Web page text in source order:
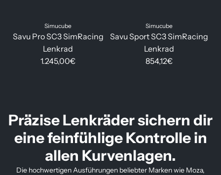
Simucube
Savu Pro SC3 SimRacing
Lenkrad
1.245,00€
Simucube
Savu Sport SC3 SimRacing
Lenkrad
854,12€
Präzise Lenkräder sichern dir
eine feinfühlige Kontrolle in
allen Kurvenlagen.
Die hochwertigen Ausführungen beliebter Marken wie Moza,